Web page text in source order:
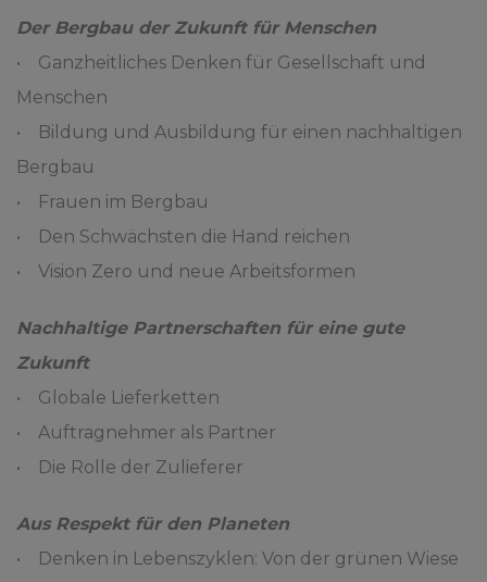
Der Bergbau der Zukunft für Menschen
• Ganzheitliches Denken für Gesellschaft und
Menschen
• Bildung und Ausbildung für einen nachhaltigen
Bergbau
• Frauen im Bergbau
• Den Schwächsten die Hand reichen
• Vision Zero und neue Arbeitsformen
Nachhaltige Partnerschaften für eine gute
Zukunft
• Globale Lieferketten
• Auftragnehmer als Partner
• Die Rolle der Zulieferer
Aus Respekt für den Planeten
• Denken in Lebenszyklen: Von der grünen Wiese